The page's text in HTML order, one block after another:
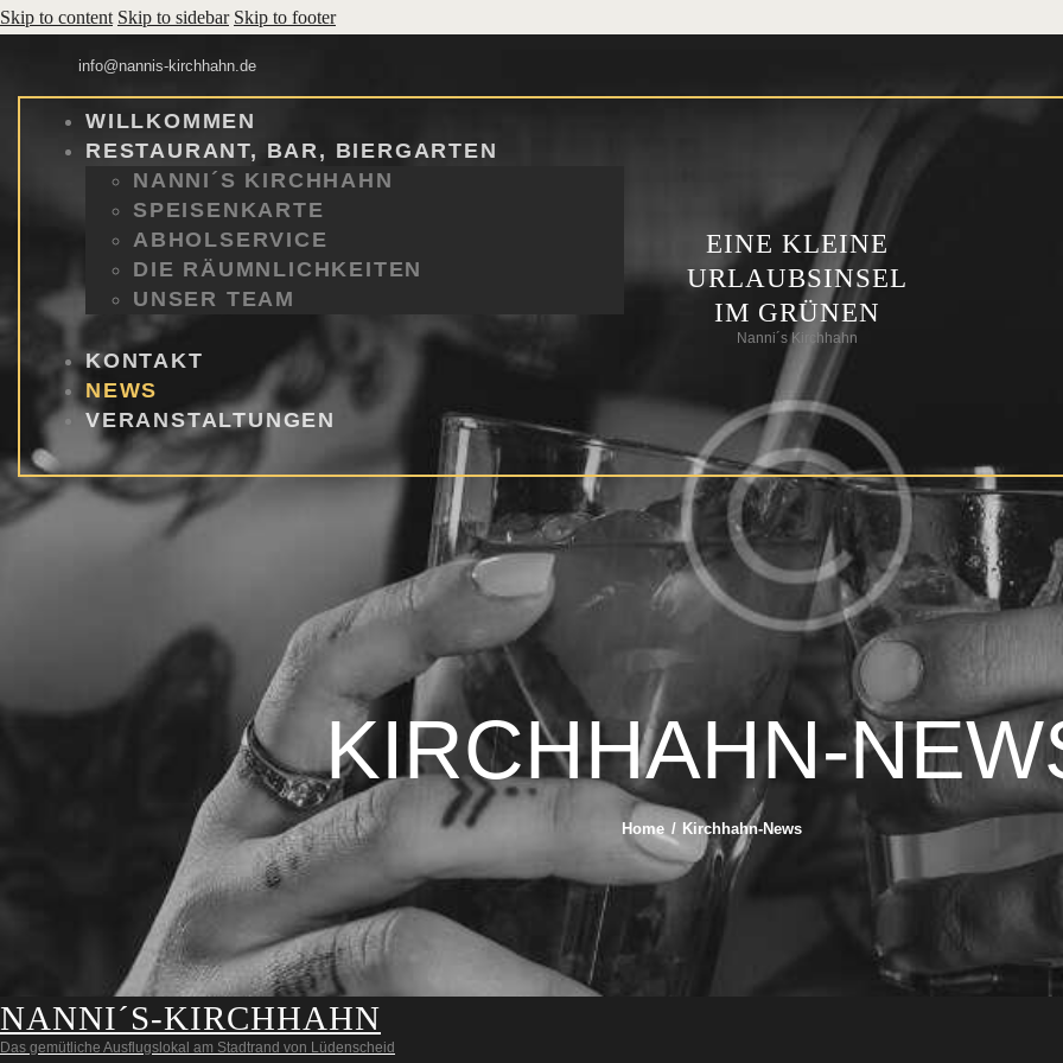
Skip to content Skip to sidebar Skip to footer
info@nannis-kirchhahn.de
WILLKOMMEN
RESTAURANT, BAR, BIERGARTEN
NANNI´S KIRCHHAHN
SPEISENKARTE
ABHOLSERVICE
DIE RÄUMNLICHKEITEN
UNSER TEAM
KONTAKT
NEWS
VERANSTALTUNGEN
EINE KLEINE
URLAUBSINSEL
IM GRÜNEN
Nanni´s Kirchhahn
KIRCHHAHN-
Home Kirchhahn-News
NANNI´S-KIRCHHAHN
Das gemütliche Ausflugslokal am Stadtrand von Lüdenscheid